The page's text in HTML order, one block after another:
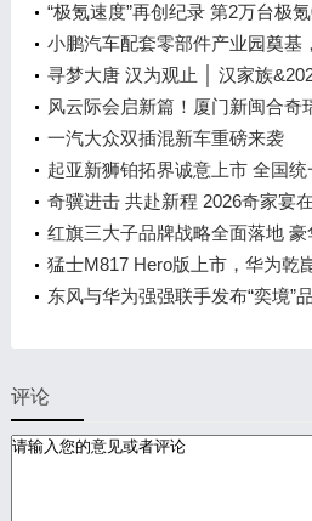
“极氪速度”再创纪录 第2万台极
小鹏汽车配套零部件产业园奠基
智能汽车集群
寻梦大唐 汉为观止 │ 汉家族
发布会，敬请期待！
风云际会启新篇！厦门新闽合奇
开业
一汽大众双插混新车重磅来袭
起亚新狮铂拓界诚意上市 全国统
万元起
奇骥进击 共赴新程 2026奇家宴
红旗三大子品牌战略全面落地
章
猛士M817 Hero版上市，华为乾
标杆！
东风与华为强强联手发布“奕境”
评论